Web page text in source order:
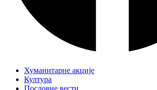
Хуманитарне акције
Култура
Пословне вести